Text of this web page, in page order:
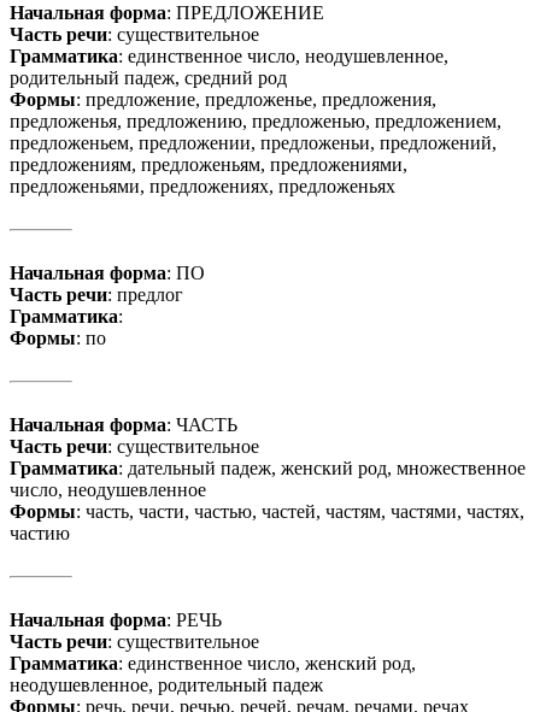
Начальная форма: ПРЕДЛОЖЕНИЕ
Часть речи: существительное
Грамматика: единственное число, неодушевленное,
родительный падеж, средний род
Формы: предложение, предложенье, предложения,
предложенья, предложению, предложенью, предложением,
предложеньем, предложении, предложеньи, предложений,
предложениям, предложеньям, предложениями,
предложеньями, предложениях, предложеньях
Начальная форма: ПО
Часть речи: предлог
Грамматика:
Формы: по
Начальная форма: ЧАСТЬ
Часть речи: существительное
Грамматика: дательный падеж, женский род, множественное
число, неодушевленное
Формы: часть, части, частью, частей, частям, частями, частях,
частию
Начальная форма: РЕЧЬ
Часть речи: существительное
Грамматика: единственное число, женский род,
неодушевленное, родительный падеж
Формы: речь, речи, речью, речей, речам, речами, речах